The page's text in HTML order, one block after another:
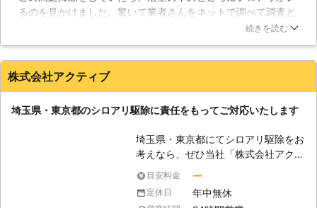
る木材に穴をあけて薬剤を散布すると
いう方法です。床下の土にもこうした
薬剤を吹きつける場合があります。薬
剤の臭いが少し気になるという方もい
というメリットがあります。 【ベイ
ト工法】 この方法では地中に埋める
ステーションと呼ばれる薬剤の入った
エサを用意します。シロアリがこのエ
サを食べたり、巣に持ち帰って仲間に
食べさせることによってシロアリは巣
ごと全滅します。駆除するまでの時間
るのを見かけました。驚いて業者さんをネットで調べて調査と
駆除に来て頂くことにしました。こちらの業者さんは、シロア
ロアリを見かけることもなくなりました。また機会がありまし
たらお願いします。
東京都 板橋区 2016年12月18日
続きを読む
株式会社アクティブ
埼玉県・東京都のシロアリ駆除に責任をもってご対応いたします
埼玉県・東京都にてシロアリ駆除をお
考えなら、ぜひ当社「株式会社アクテ
ィブ」にお任せください。お客様のご
状況にあわせた最適な施工・親切丁寧
なサービスをさせていただきます。
目安料金 ー
定休日 年中無休